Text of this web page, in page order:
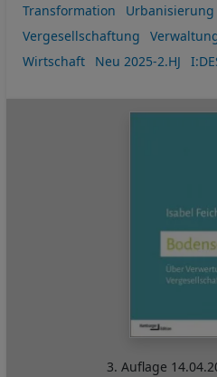
Transformation
Urbanisierung
Vergesellschaftung
Wirtschaft
Neu 2025-2.HJ
3. Auflage